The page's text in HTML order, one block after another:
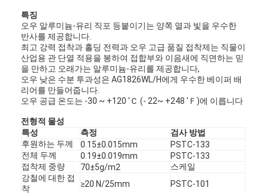
특징
오우 알루미늄-유리 직포 등붙이기는 양쪽 열과 빛을 우수한
반사를 제공합니다.
최고 강력 접착과 홀딩 전력과 오우 고급 품질 접착제는 직물이
산업용 관 단열 적용을 봉하여 접합부와 이음새에 직면하는 믿
을 만하고 오래가는 알루미늄-유리를 제공합니다,
오우 낮은 수분 투과성은 AG1826WL/H에게 우수한 베이퍼 배
리어를 만들어줍니다.
오우 공급 온도는 -30 ~ +120 'Ｃ (- 22~ +248 'Ｆ)에 이릅니다
전형적 물성
특성
측정
검사 방법
후원하는 두께
0.15±0.015mm
PSTC-133
전체 두께
0.19±0.019mm
PSTC-133
접착제 중량
70±5g/m2
스케일
강철에 대한 접
착
≥20 N/25mm
PSTC-101